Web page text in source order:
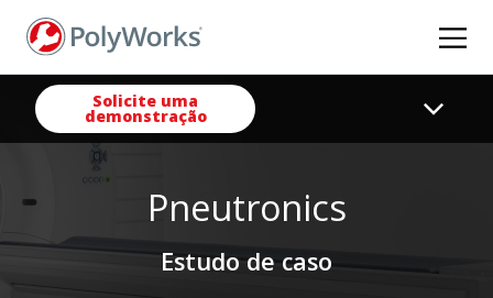
Pular
para
conteúdo
principal
Solicite uma
demonstração
Pneutronics
Estudo de caso